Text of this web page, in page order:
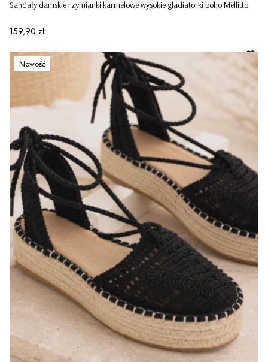
Sandały damskie rzymianki karmelowe wysokie gladiatorki boho Mellitto
Cena
159,90 zł
Nowość